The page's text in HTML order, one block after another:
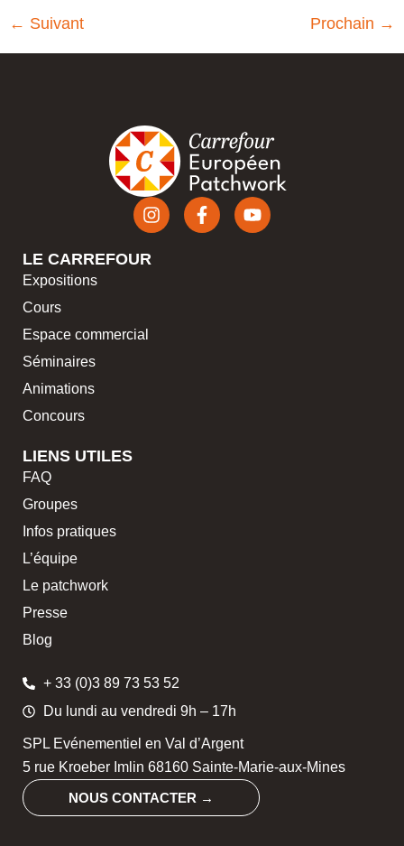
← Suivant Prochain →
LE CARREFOUR
Expositions
Cours
Espace commercial
Séminaires
Animations
Concours
LIENS UTILES
FAQ
Groupes
Infos pratiques
L’équipe
Le patchwork
Presse
Blog
+ 33 (0)3 89 73 53 52
Du lundi au vendredi 9h – 17h
SPL Evénementiel en Val d’Argent
5 rue Kroeber Imlin 68160 Sainte-Marie-aux-Mines
NOUS CONTACTER →